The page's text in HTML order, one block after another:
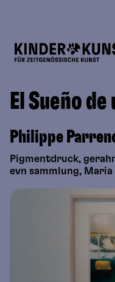
El Sueño de
Philippe
Pigmentdruck,
evn sammlung,